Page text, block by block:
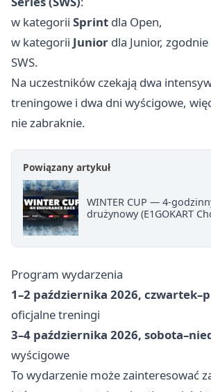
w kategorii Sprint dla Open,
w kategorii Junior dla Junior,
SWS.
Na uczestników czekają dwa
treningowe i dwa dni wyścigowe,
nie zabraknie.
Powiązany artykuł
WINTER CUP — 4-
drużynowy (E1GOKART
Program wydarzenia
1–2 października 2026,
oficjalne treningi
3–4 października 2026,
wyścigowe
To wydarzenie może zainteresować